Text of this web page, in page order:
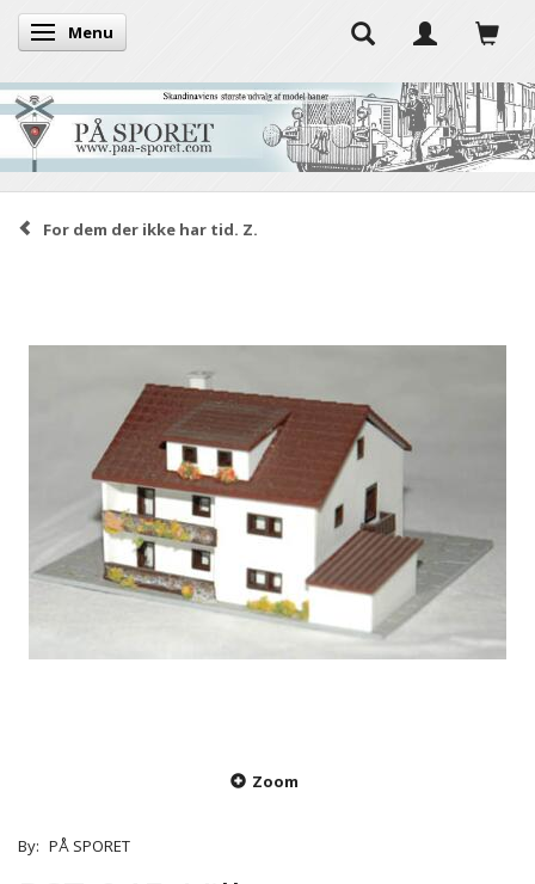
Toggle navigation
Menu
For dem der ikke har tid. Z.
Zoom
By: PÅ SPORET